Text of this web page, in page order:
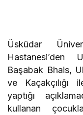
Üsküdar
Başabak Bhais,
ve Kaçakçılığı
yaptığı
kullanan